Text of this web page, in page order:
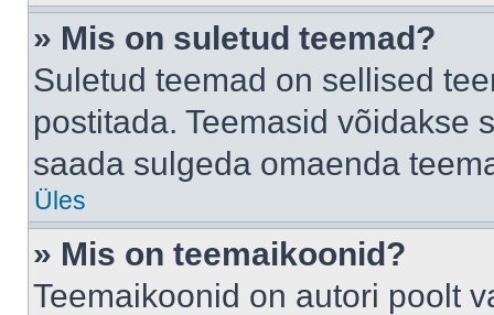
» Mis on suletud teemad?
Suletud teemad on sellised
postitada. Teemasid võidakse
saada sulgeda omaenda
Üles
» Mis on teemaikoonid?
Teemaikoonid on autori poolt